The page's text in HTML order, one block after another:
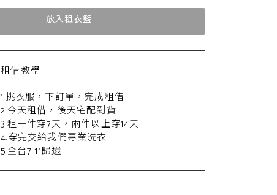
放入租衣籃
租借教學
1.挑衣服，下訂單，完成租借
2.今天租借，後天宅配到貨
3.租一件穿7天，兩件以上穿14天
4.穿完交給我們專業洗衣
5.全台7-11歸還